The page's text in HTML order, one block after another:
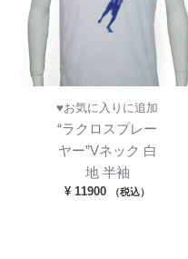
♥お気に入りに追加
“ラクロスプレー
ヤー”Vネック 白
地 半袖
¥ 11900 （税込）